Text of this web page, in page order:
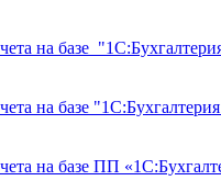
на базе
на базе
на базе ПП